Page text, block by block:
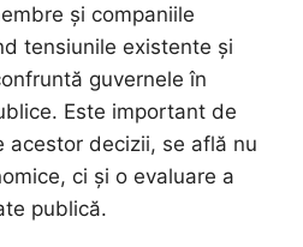
și companiile
tensiunile existente și
guvernele în
Este important de
acestor decizii, se află nu
ci și o evaluare a
publică.